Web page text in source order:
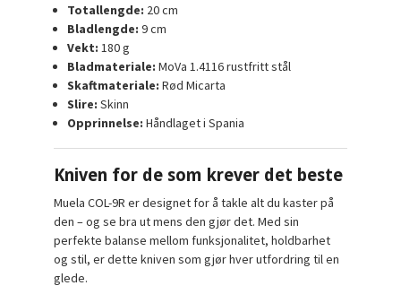
Totallengde: 20 cm
Bladlengde: 9 cm
Vekt: 180 g
Bladmateriale: MoVa 1.4116 rustfritt stål
Skaftmateriale: Rød Micarta
Slire: Skinn
Opprinnelse: Håndlaget i Spania
Kniven for de som krever det beste
Muela COL-9R er designet for å takle alt du kaster på
den – og se bra ut mens den gjør det. Med sin
perfekte balanse mellom funksjonalitet, holdbarhet
og stil, er dette kniven som gjør hver utfordring til en
glede.